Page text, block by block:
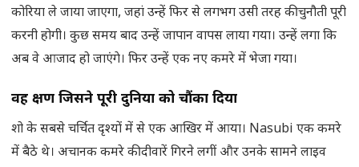
कोरिया ले जाया जाएगा, जहां उन्हें फिर से लगभग उसी तरह की चुनौती पूरी
करनी होगी। कुछ समय बाद उन्हें जापान वापस लाया गया। उन्हें लगा कि
अब वे आजाद हो जाएंगे। फिर उन्हें एक नए कमरे में भेजा गया।
वह क्षण जिसने पूरी दुनिया को चौंका दिया
शो के सबसे चर्चित दृश्यों में से एक आखिर में आया। Nasubi एक कमरे
में बैठे थे। अचानक कमरे की दीवारें गिरने लगीं और उनके सामने लाइव